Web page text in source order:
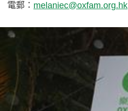
電郵： melaniec@oxfam.org.hk